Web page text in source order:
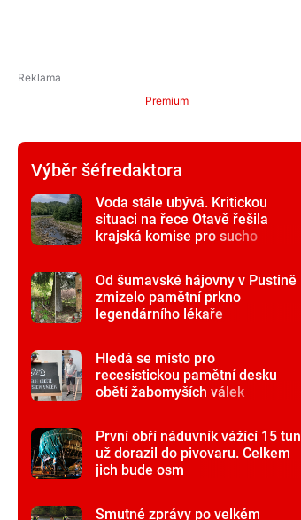
Premium
Výběr šéfredaktora
Voda stále ubývá. Kritickou
situaci na řece Otavě řešila
krajská komise pro sucho
Od šumavské hájovny v Pustině
zmizelo pamětní prkno
legendárního lékaře
Hledá se místo pro
recesistickou pamětní desku
obětí žabomyších válek
První obří náduvník vážící 15 tun
už dorazil do pivovaru. Celkem
jich bude osm
Smutné zprávy po velkém